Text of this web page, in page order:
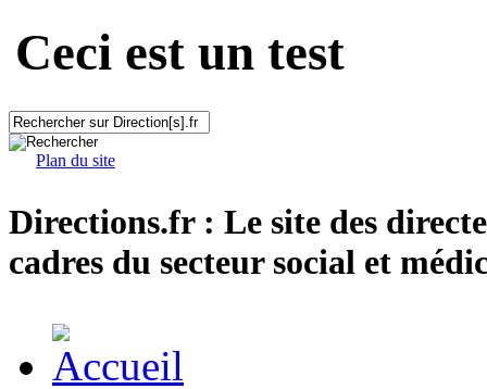
Ceci est un test
Plan du site
Directions.fr : Le site des
cadres du secteur social et